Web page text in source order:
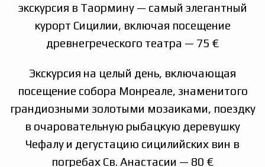
экскурсия в Таормину — самый элегантный
курорт Сицилии, включая посещение
древнегреческого театра — 75 €
Экскурсия на целый день, включающая
посещение собора Монреале, знаменитого
грандиозными золотыми мозаиками, поездку
в очаровательную рыбацкую деревушку
Чефалу и дегустацию сицилийских вин в
погребах Св. Анастасии — 80 €